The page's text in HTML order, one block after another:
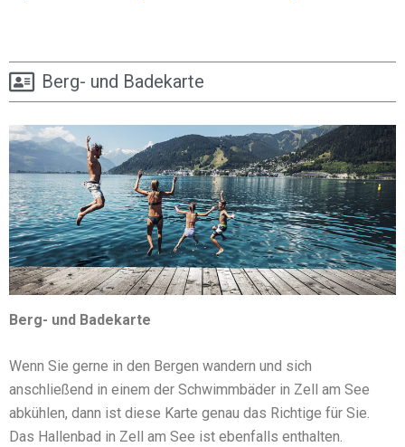
Berg- und Badekarte
Berg- und Badekarte
Wenn Sie gerne in den Bergen wandern und sich
anschließend in einem der Schwimmbäder in Zell am See
abkühlen, dann ist diese Karte genau das Richtige für Sie.
Das Hallenbad in Zell am See ist ebenfalls enthalten.